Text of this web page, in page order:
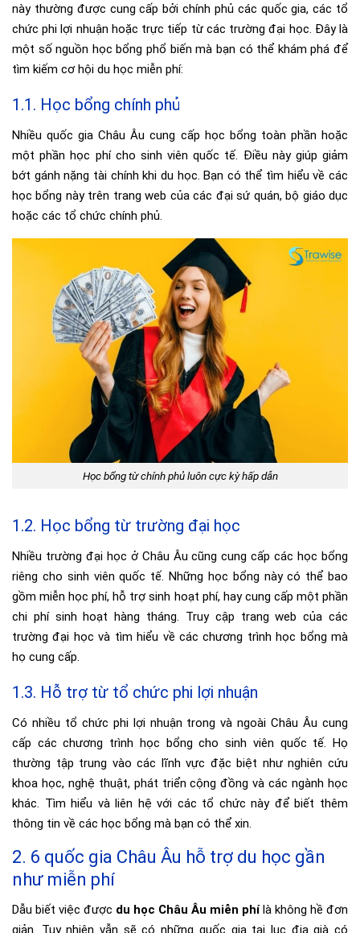
này thường được cung cấp bởi chính phủ các quốc gia, các tổ
chức phi lợi nhuận hoặc trực tiếp từ các trường đại học. Đây là
một số nguồn học bổng phổ biến mà bạn có thể khám phá để
tìm kiếm cơ hội du học miễn phí:
1.1. Học bổng chính phủ
Nhiều quốc gia Châu Âu cung cấp học bổng toàn phần hoặc
một phần học phí cho sinh viên quốc tế. Điều này giúp giảm
bớt gánh nặng tài chính khi du học. Bạn có thể tìm hiểu về các
học bổng này trên trang web của các đại sứ quán, bộ giáo dục
hoặc các tổ chức chính phủ.
Học bổng từ chính phủ luôn cực kỳ hấp dẫn
1.2. Học bổng từ trường đại học
Nhiều trường đại học ở Châu Âu cũng cung cấp các học bổng
riêng cho sinh viên quốc tế. Những học bổng này có thể bao
gồm miễn học phí, hỗ trợ sinh hoạt phí, hay cung cấp một phần
chi phí sinh hoạt hàng tháng. Truy cập trang web của các
trường đại học và tìm hiểu về các chương trình học bổng mà
họ cung cấp.
1.3. Hỗ trợ từ tổ chức phi lợi nhuận
Có nhiều tổ chức phi lợi nhuận trong và ngoài Châu Âu cung
cấp các chương trình học bổng cho sinh viên quốc tế. Họ
thường tập trung vào các lĩnh vực đặc biệt như nghiên cứu
khoa học, nghệ thuật, phát triển cộng đồng và các ngành học
khác. Tìm hiểu và liên hệ với các tổ chức này để biết thêm
thông tin về các học bổng mà bạn có thể xin.
2. 6 quốc gia Châu Âu hỗ trợ du học gần
như miễn phí
Dẫu biết việc được du học Châu Âu miễn phílà không hề đơn
giản. Tuy nhiên vẫn sẽ có những quốc gia tại lục địa già có